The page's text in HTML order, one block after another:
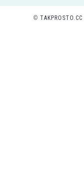
© TAKPROSTO.CC